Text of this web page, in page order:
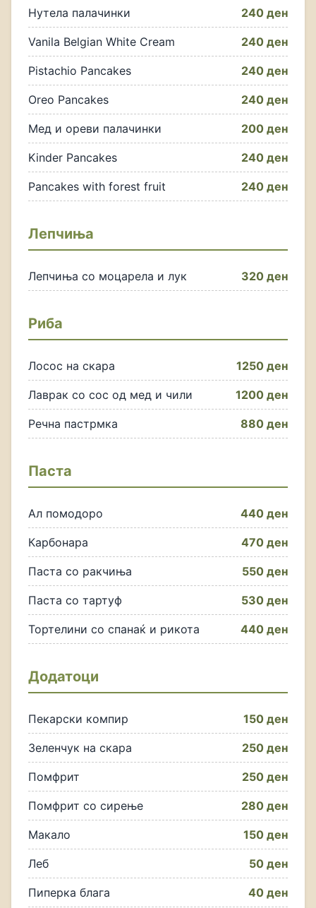
Нутела палачинки 240 ден
Vanila Belgian White Cream 240 ден
Pistachio Pancakes 240 ден
Oreo Pancakes 240 ден
Мед и ореви палачинки 200 ден
Kinder Pancakes 240 ден
Pancakes with forest fruit 240 ден
Лепчиња
Лепчиња со моцарела и лук 320 ден
Риба
Лосос на скара 1250 ден
Лаврак со сос од мед и чили 1200 ден
Речна пастрмка 880 ден
Паста
Ал помодоро 440 ден
Карбонара 470 ден
Паста со ракчиња 550 ден
Паста со тартуф 530 ден
Тортелини со спанаќ и рикота 440 ден
Додатоци
Пекарски компир 150 ден
Зеленчук на скара 250 ден
Помфрит 250 ден
Помфрит со сирење 280 ден
Макало 150 ден
Леб 50 ден
Пиперка блага 40 ден